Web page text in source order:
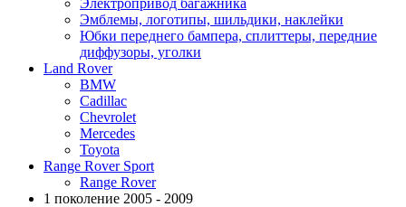
Эмблемы, логотипы, шильдики, наклейки
Юбки переднего бампера, сплиттеры, передние
диффузоры, уголки
Land Rover
BMW
Cadillac
Chevrolet
Mercedes
Toyota
Range Rover Sport
Range Rover
1 поколение 2005 - 2009